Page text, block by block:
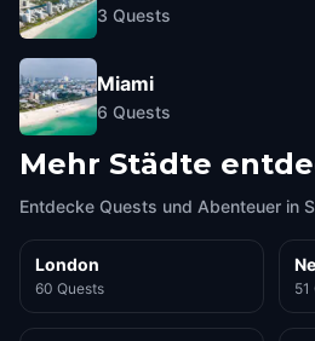
3 Quests
Miami
6 Quests
Mehr Städte
Entdecke Quests und Abenteuer in
London
60 Quests 51